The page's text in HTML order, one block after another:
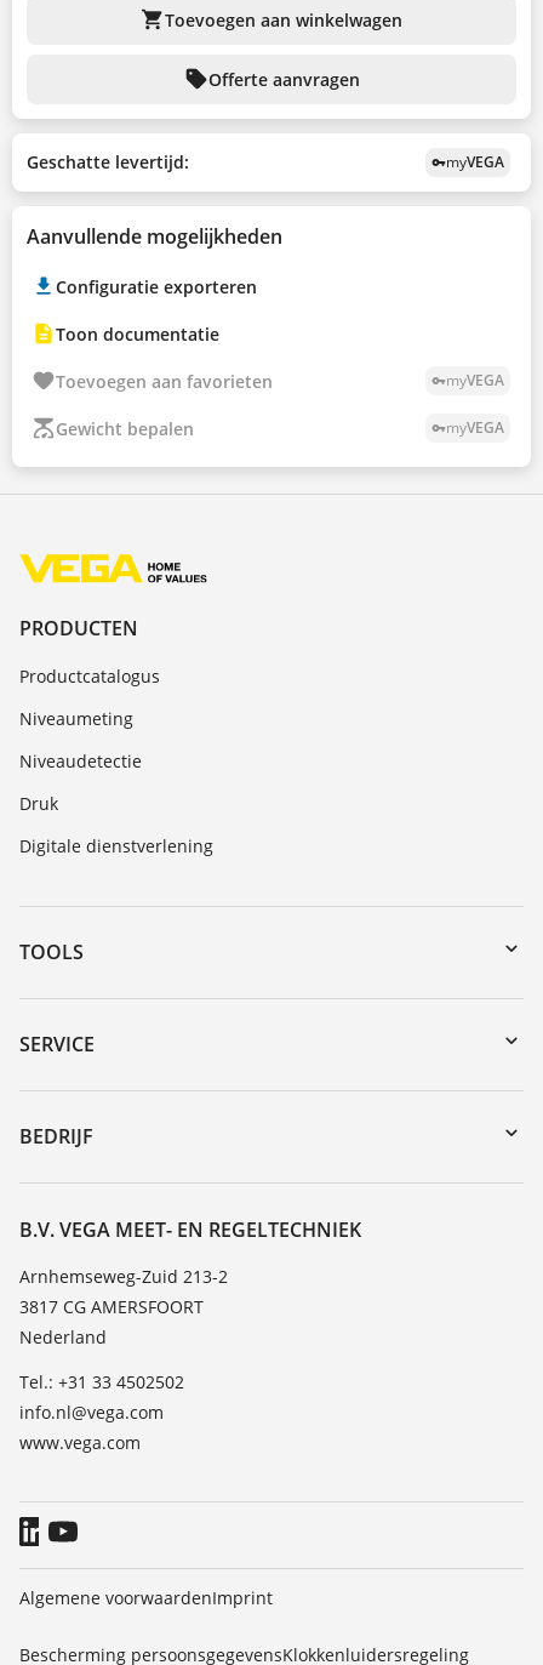
shopping_cartToevoegen aan winkelwagen
sellOfferte aanvragen
Geschatte levertijd: vpn_keymyVEGA
Aanvullende mogelijkheden
Configuratie exporteren
Toon documentatie
Toevoegen aan favorieten vpn_keymyVEGA
Gewicht bepalen vpn_keymyVEGA
PRODUCTEN
Productcatalogus
Niveaumeting
Niveaudetectie
Druk
Digitale dienstverlening
TOOLS
myVEGA
Downloads
DTM Collection/PACTware
SERVICE
Reparatieformulier instrument
Seminars
Bestendigheidslijst
TeamViewer
BEDRIJF
Vacature
Over VEGA
Contact
Nieuws
Persberichten
Blog
B.V. VEGA MEET- EN REGELTECHNIEK
Arnhemseweg-Zuid 213-2
3817 CG AMERSFOORT
Nederland
Tel.: +31 33 4502502
info.nl@vega.com
www.vega.com
Algemene voorwaardenImprint
Bescherming persoonsgegevensKlokkenluidersregeling